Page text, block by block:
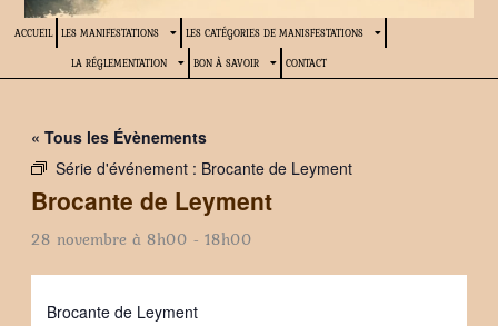
ACCUEIL LES MANIFESTATIONS LES CATÉGORIES DE MANISFESTATIONS
LA RÉGLEMENTATION BON À SAVOIR CONTACT
« Tous les Évènements
Série d'événement : Brocante de Leyment
Brocante de Leyment
28 novembre à 8h00 - 18h00
Brocante de Leyment